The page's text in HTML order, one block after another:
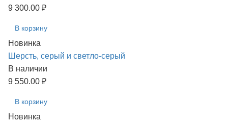
9 300.00 ₽
В корзину
Новинка
Шерсть, серый и светло-серый
В наличии
9 550.00 ₽
В корзину
Новинка